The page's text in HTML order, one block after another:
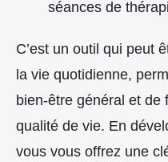
séances de
C’est un outil qui peut
la vie quotidienne,
bien-être général et de
qualité de vie. En
vous vous offrez une